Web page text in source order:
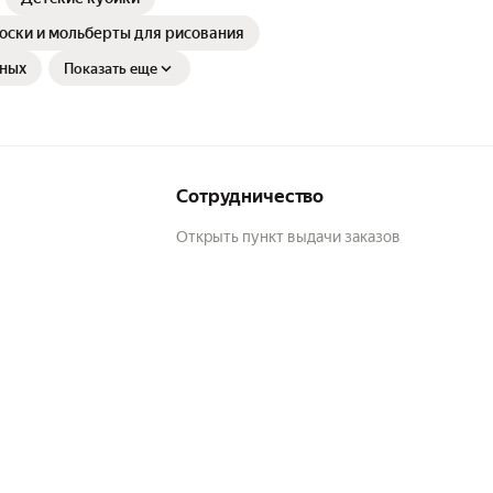
и мольберты для рисования
Показать еще
Сотрудничество
Открыть пункт выдачи заказов